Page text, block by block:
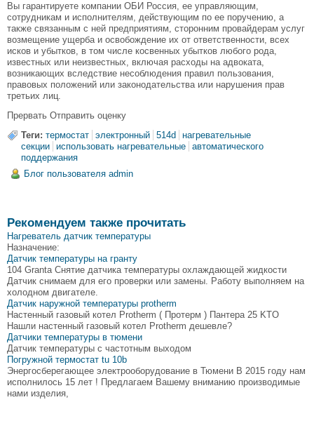
Вы гарантируете компании ОБИ Россия, ее управляющим,
сотрудникам и исполнителям, действующим по ее поручению, а
также связанным с ней предприятиям, сторонним провайдерам услуг
возмещение ущерба и освобождение их от ответственности, всех
исков и убытков, в том числе косвенных убытков любого рода,
известных или неизвестных, включая расходы на адвоката,
возникающих вследствие несоблюдения правил пользования,
правовых положений или законодательства или нарушения прав
третьих лиц.
Прервать Отправить оценку
Теги: термостат электронный 514d
нагревательные
секции использовать нагревательные автоматического
поддержания
Блог пользователя admin
Рекомендуем также прочитать
Нагреватель датчик температуры
Назначение:
Датчик температуры на гранту
104 Granta Снятие датчика температуры охлаждающей жидкости
Датчик снимаем для его проверки или замены. Работу выполняем на
холодном двигателе.
Датчик наружной температуры protherm
Настенный газовый котел Protherm ( Протерм ) Пантера 25 KTO
Нашли настенный газовый котел Protherm дешевле?
Датчики температуры в тюмени
Датчик температуры с частотным выходом
Погружной термостат tu 10b
Энергосберегающее электрооборудование в Тюмени В 2015 году нам
исполнилось 15 лет ! Предлагаем Вашему вниманию производимые
нами изделия,